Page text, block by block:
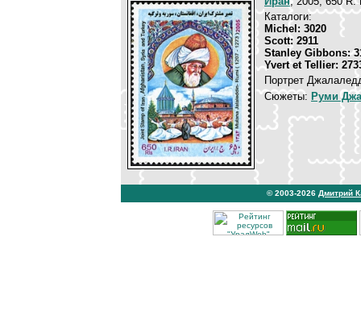
Каталоги:
Michel: 3020
Scott: 2911
Stanley Gibbons:
Yvert et Tellier:
Портрет
Сюжеты: Руми
© 2003-2026 Дмитрий